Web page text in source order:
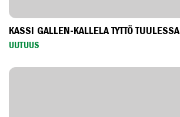
KASSI GALLEN-KALLELA TYTTÖ TUULESSA
UUTUUS